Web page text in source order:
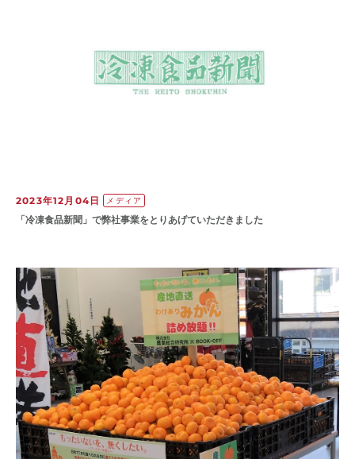
2023年12月04日 メディア
「冷凍食品新聞」で弊社事業をとりあげていただきました